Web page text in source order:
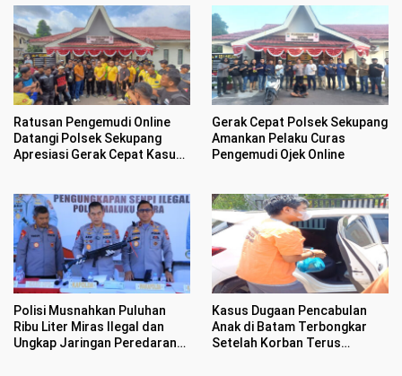
Ratusan Pengemudi Online
Datangi Polsek Sekupang
Apresiasi Gerak Cepat Kasus
Gerak Cepat Polsek Sekupang
Amankan Pelaku Curas
Pengemudi Ojek Online
Polisi Musnahkan Puluhan
Ribu Liter Miras Ilegal dan
Ungkap Jaringan Peredaran
Kasus Dugaan Pencabulan
Anak di Batam Terbongkar
Setelah Korban Terus